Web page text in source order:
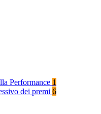
Performance 1
dei premi 6